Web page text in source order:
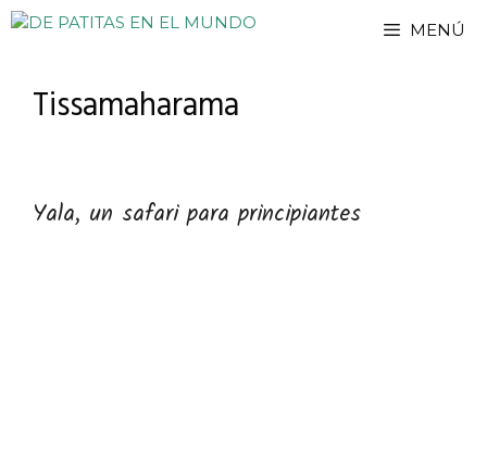
Saltar
MENÚ
Tissamaharama
Yala, un safari para principiantes